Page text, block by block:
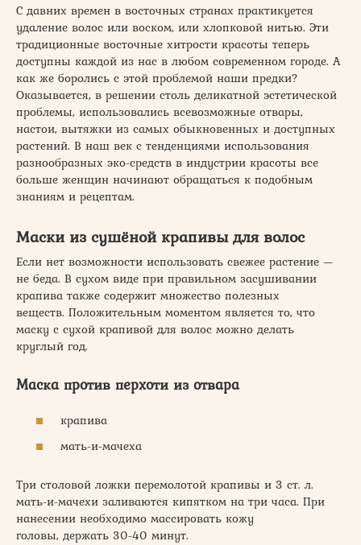
С давних времен в восточных странах практикуется
удаление волос или воском, или хлопковой нитью. Эти
традиционные восточные хитрости красоты теперь
доступны каждой из нас в любом современном городе. А
как же боролись с этой проблемой наши предки?
Оказывается, в решении столь деликатной эстетической
проблемы, использовались всевозможные отвары,
настои, вытяжки из самых обыкновенных и доступных
растений. В наш век с тенденциями использования
разнообразных эко-средств в индустрии красоты все
больше женщин начинают обращаться к подобным
знаниям и рецептам.
Маски из сушёной крапивы для волос
Если нет возможности использовать свежее растение —
не беда. В сухом виде при правильном засушивании
крапива также содержит множество полезных
веществ. Положительным моментом является то, что
маску с сухой крапивой для волос можно делать
круглый год.
Маска против перхоти из отвара
крапива
мать-и-мачеха
Три столовой ложки перемолотой крапивы и 3 ст. л.
мать-и-мачехи заливаются кипятком на три часа. При
нанесении необходимо массировать кожу
головы, держать 30-40 минут.